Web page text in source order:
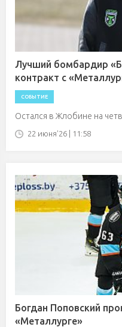
Лучший бомбардир
контракт с
СОБЫТИЕ
Остался в Жлобине на
22 июня'26 | 11:58
Богдан Поповский
«Металлурге»